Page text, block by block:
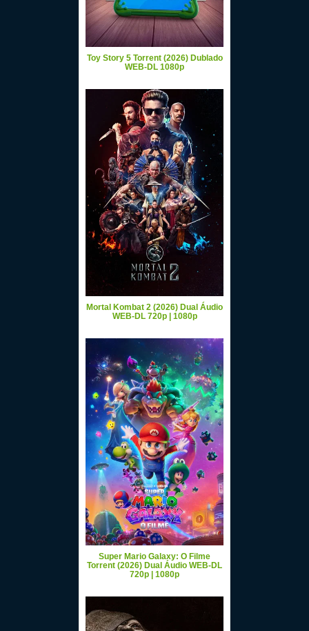
Toy Story 5 Torrent (2026) Dublado
WEB-DL 1080p
Mortal Kombat 2 (2026) Dual Áudio
WEB-DL 720p | 1080p
Super Mario Galaxy: O Filme
Torrent (2026) Dual Áudio WEB-DL
720p | 1080p